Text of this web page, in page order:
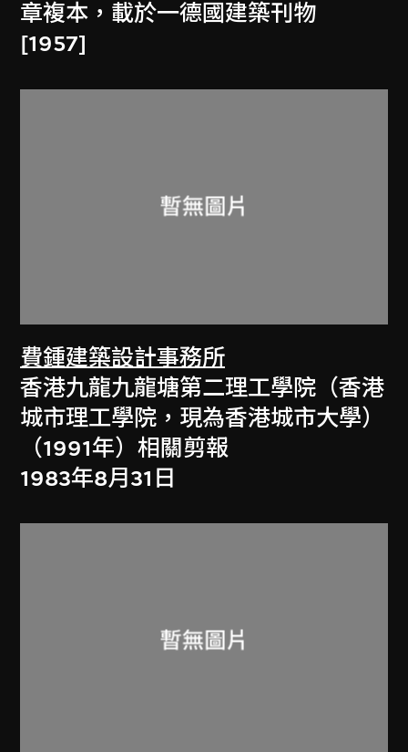
章複本，載於一德國建築刊物
[1957]
費鍾建築設計事務所
香港九龍九龍塘第二理工學院（香港
城市理工學院，現為香港城市大學）
（1991年）相關剪報
1983年8月31日